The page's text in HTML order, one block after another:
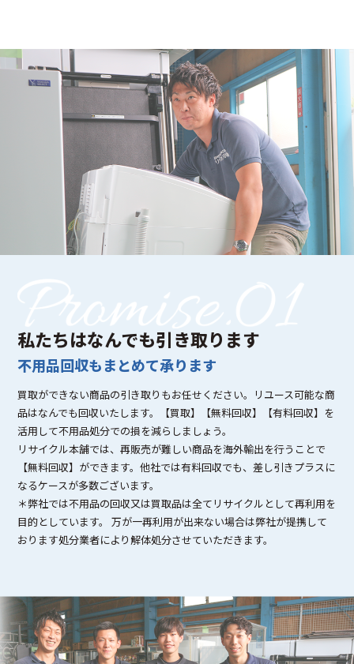
私たちはなんでも引き取ります
不用品回収もまとめて承ります
買取ができない商品の引き取りもお任せください。リユース可能な商
品はなんでも回収いたします。【買取】【無料回収】【有料回収】を
活用して不用品処分での損を減らしましょう。
リサイクル本舗では、再販売が難しい商品を海外輸出を行うことで
【無料回収】ができます。他社では有料回収でも、差し引きプラスに
なるケースが多数ございます。
＊弊社では不用品の回収又は買取品は全てリサイクルとして再利用を
目的としています。 万が一再利用が出来ない場合は弊社が提携して
おります処分業者により解体処分させていただきます。